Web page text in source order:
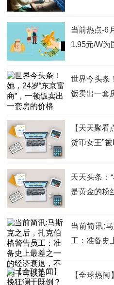
当前热点-6
1.95元/W为
世界今头条
饭卖出一套
【天天聚
货币女王”
天天头条：
是黄金的粉
当前简讯:
工：准备史
【全球热